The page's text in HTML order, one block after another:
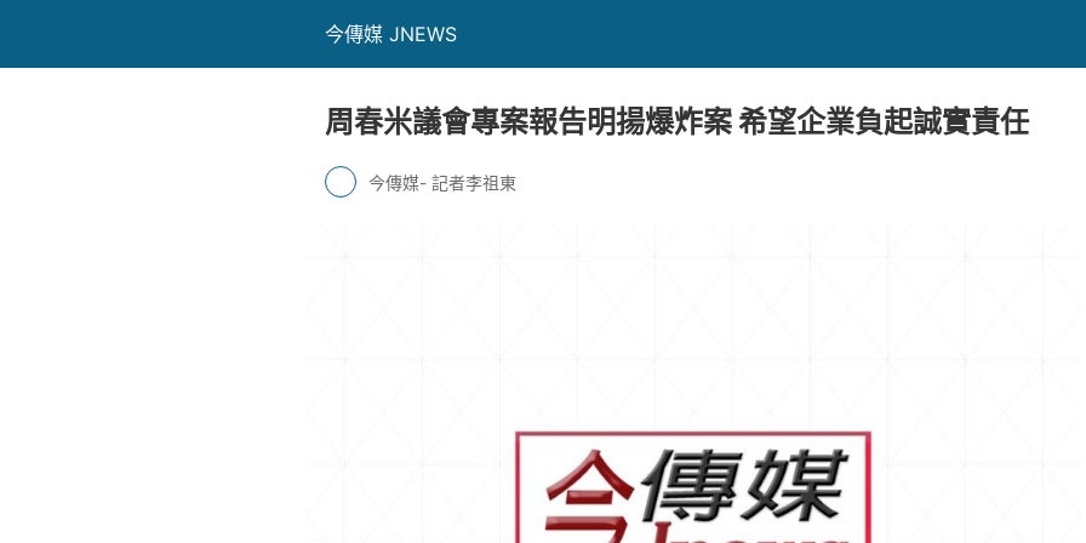
今傳媒 JNEWS
周春米議會專案報告明揚爆炸案 希望企業負起誠實責任
今傳媒- 記者李祖東